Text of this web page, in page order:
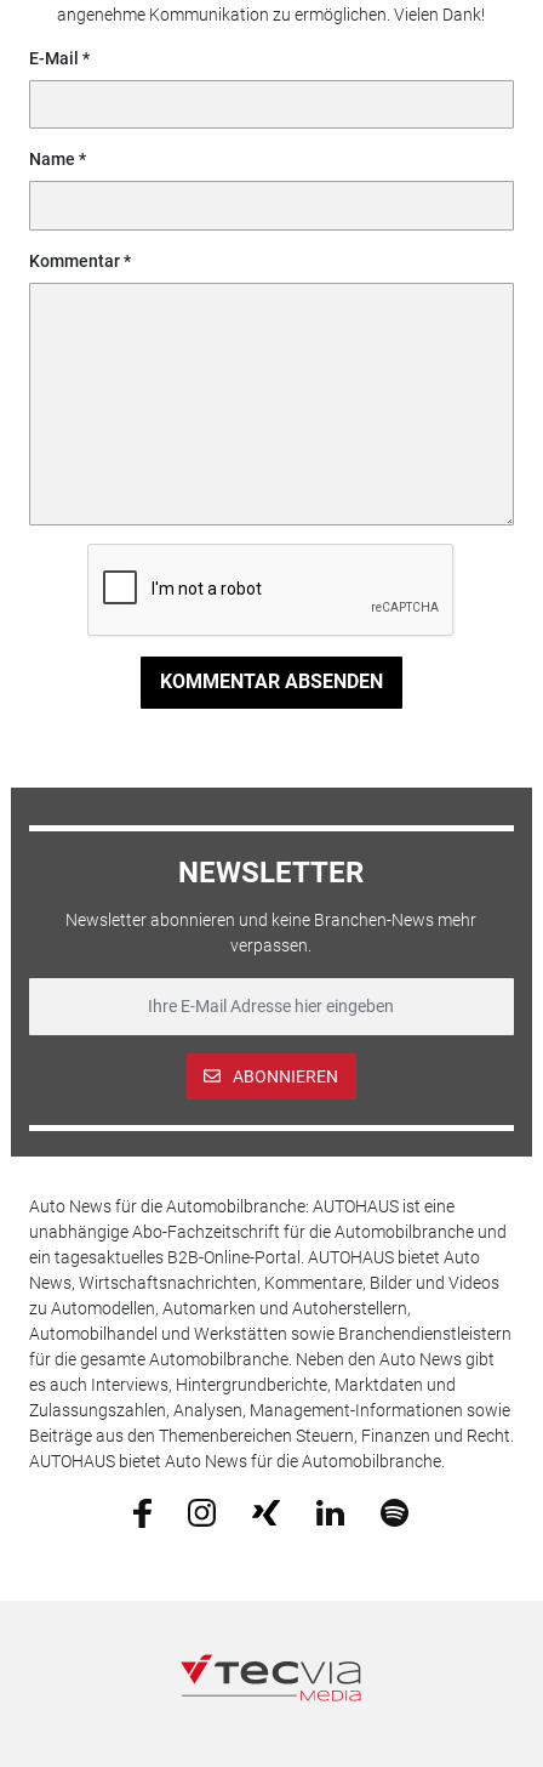
angenehme Kommunikation zu ermöglichen. Vielen Dank!
E-Mail
Name
Kommentar
KOMMENTAR ABSENDEN
NEWSLETTER
Newsletter abonnieren und keine Branchen-News mehr
verpassen.
ABONNIEREN
Auto News für die Automobilbranche: AUTOHAUS ist eine
unabhängige Abo-Fachzeitschrift für die Automobilbranche und
ein tagesaktuelles B2B-Online-Portal. AUTOHAUS bietet Auto
News, Wirtschaftsnachrichten, Kommentare, Bilder und Videos
zu Automodellen, Automarken und Autoherstellern,
Automobilhandel und Werkstätten sowie Branchendienstleistern
für die gesamte Automobilbranche. Neben den Auto News gibt
es auch Interviews, Hintergrundberichte, Marktdaten und
Zulassungszahlen, Analysen, Management-Informationen sowie
Beiträge aus den Themenbereichen Steuern, Finanzen und Recht.
AUTOHAUS bietet Auto News für die Automobilbranche.